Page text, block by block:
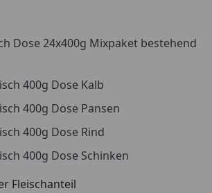
Dose 24x400g Mixpaket bestehend
400g Dose Kalb
400g Dose Pansen
400g Dose Rind
400g Dose Schinken
Fleischanteil